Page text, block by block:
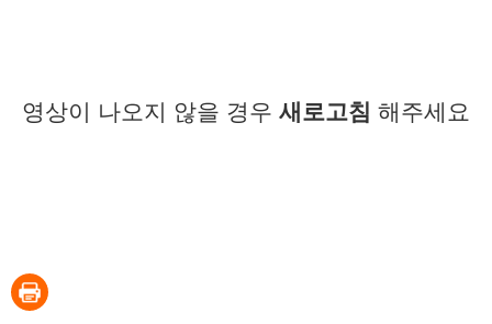
영상이 나오지 않을 경우 새로고침 해주세요